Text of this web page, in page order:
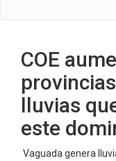
COE
lluvias
este
Vaguada genera